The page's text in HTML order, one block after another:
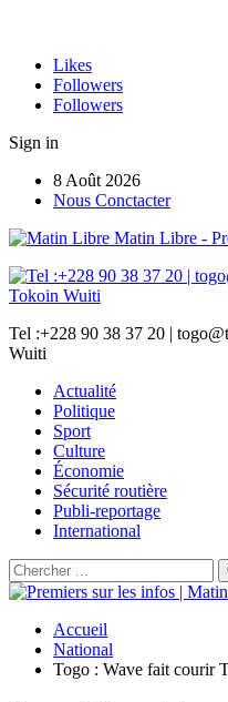
Likes
Followers
Followers
Sign in
8 Août 2026
Nous Conctacter
Matin Libre -
Tel :+228 90 38 37 20 |
Wuiti
Actualité
Politique
Sport
Culture
Économie
Sécurité routière
Publi-reportage
International
Accueil
National
Togo : Wave fait courir